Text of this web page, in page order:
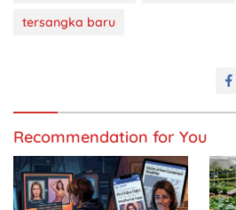
tersangka baru
Recommendation for You